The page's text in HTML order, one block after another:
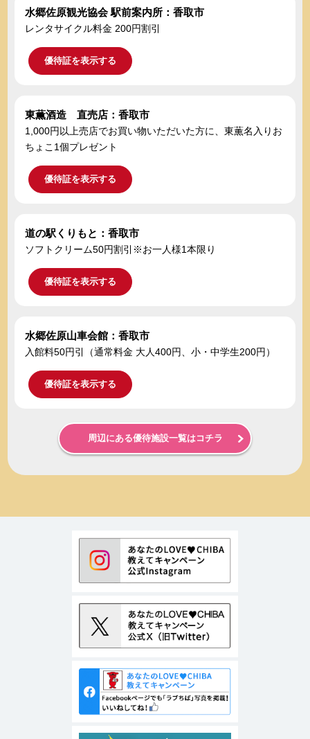
水郷佐原観光協会 駅前案内所：香取市
レンタサイクル料金 200円割引
優待証を表示する
東薫酒造 直売店：香取市
1,000円以上売店でお買い物いただいた方に、東薫名入りお
ちょこ1個プレゼント
優待証を表示する
道の駅くりもと：香取市
ソフトクリーム50円割引※お一人様1本限り
優待証を表示する
水郷佐原山車会館：香取市
入館料50円引（通常料金 大人400円、小・中学生200円）
優待証を表示する
周辺にある優待施設一覧はコチラ